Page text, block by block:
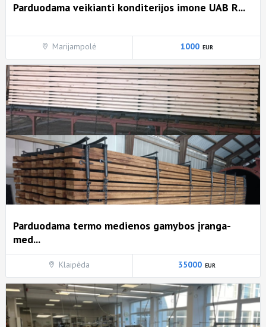
Parduodama veikianti konditerijos imone UAB R...
Marijampolė 1000
Parduodama termo medienos gamybos įranga-
med...
Klaipėda 35000